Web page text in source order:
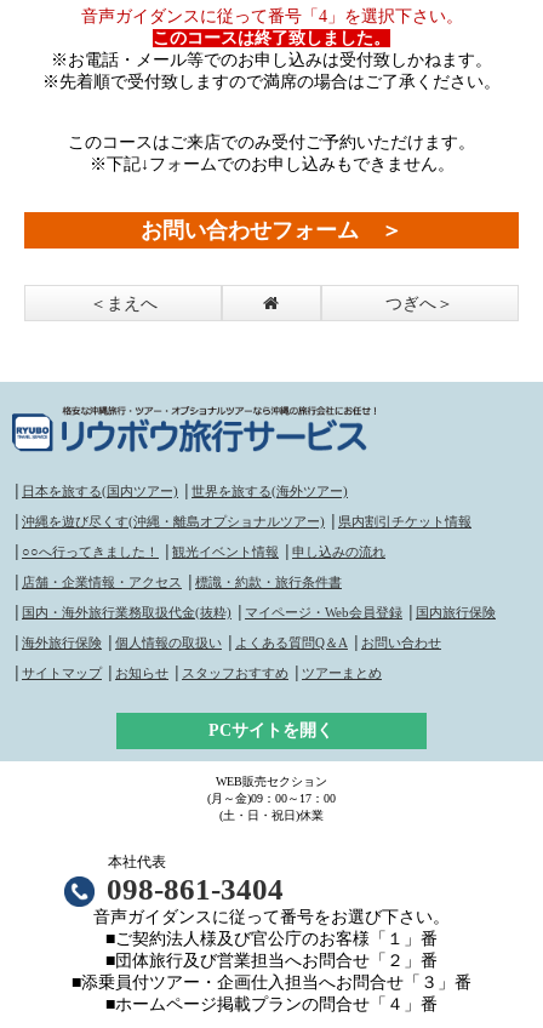
音声ガイダンスに従って番号「4」を選択下さい。
このコースは終了致しました。
※お電話・メール等でのお申し込みは受付致しかねます。
※先着順で受付致しますので満席の場合はご了承ください。
このコースはご来店でのみ受付ご予約いただけます。
※下記↓フォームでのお申し込みもできません。
お問い合わせフォーム ＞
＜まえへ つぎへ＞
日本を旅する(国内ツアー) 世界を旅する(海外ツアー)
沖縄を遊び尽くす(沖縄・離島オプショナルツアー) 県内割引チケット情報
○○へ行ってきました！ 観光イベント情報 申し込みの流れ
店舗・企業情報・アクセス 標識・約款・旅行条件書
国内・海外旅行業務取扱代金(抜粋) マイページ・Web会員登録 国内旅行保険
海外旅行保険 個人情報の取扱い よくある質問Q＆A お問い合わせ
サイトマップ お知らせ スタッフおすすめ ツアーまとめ
PCサイトを開く
WEB販売セクション
(月～金)09：00～17：00
(土・日・祝日)休業
本社代表
098-861-3404
音声ガイダンスに従って番号をお選び下さい。
■ご契約法人様及び官公庁のお客様「１」番
■団体旅行及び営業担当へお問合せ「２」番
■添乗員付ツアー・企画仕入担当へお問合せ「３」番
■ホームページ掲載プランの問合せ「４」番